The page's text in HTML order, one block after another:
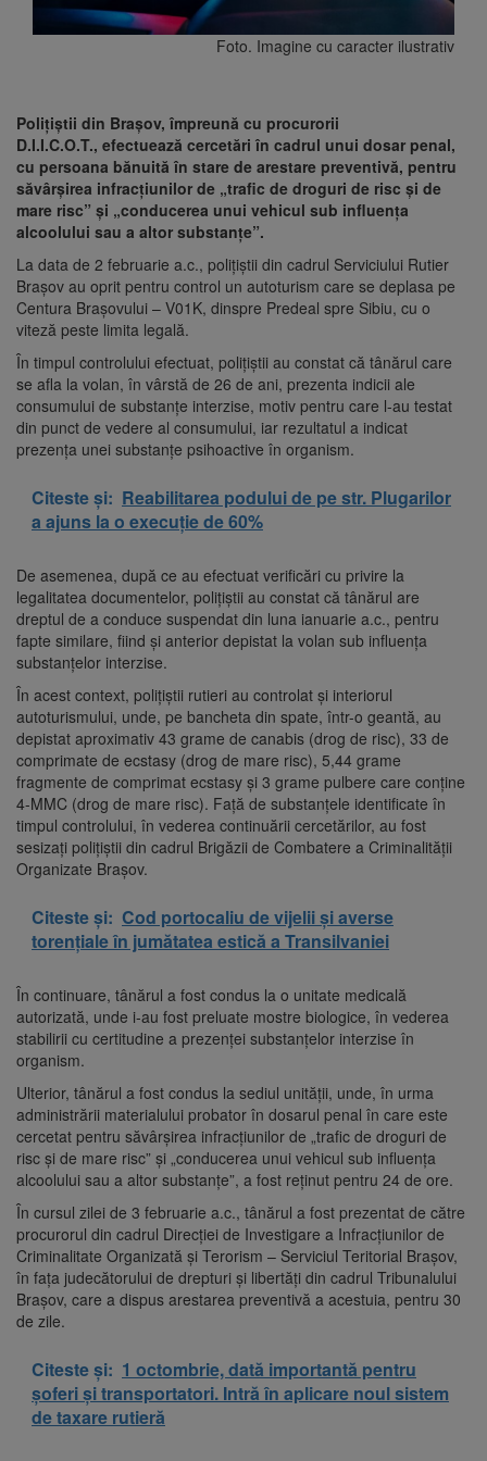
Foto. Imagine cu caracter ilustrativ
Polițiștii din Brașov, împreună cu procurorii
D.I.I.C.O.T., efectuează cercetări în cadrul unui dosar penal,
cu persoana bănuită în stare de arestare preventivă, pentru
săvârșirea infracțiunilor de „trafic de droguri de risc și de
mare risc” și „conducerea unui vehicul sub influența
alcoolului sau a altor substanțe”.
La data de 2 februarie a.c., polițiștii din cadrul Serviciului Rutier
Brașov au oprit pentru control un autoturism care se deplasa pe
Centura Brașovului – V01K, dinspre Predeal spre Sibiu, cu o
viteză peste limita legală.
În timpul controlului efectuat, polițiștii au constat că tânărul care
se afla la volan, în vârstă de 26 de ani, prezenta indicii ale
consumului de substanțe interzise, motiv pentru care l-au testat
din punct de vedere al consumului, iar rezultatul a indicat
prezența unei substanțe psihoactive în organism.
Citeste și: Reabilitarea podului de pe str. Plugarilor
a ajuns la o execuție de 60%
De asemenea, după ce au efectuat verificări cu privire la
legalitatea documentelor, polițiștii au constat că tânărul are
dreptul de a conduce suspendat din luna ianuarie a.c., pentru
fapte similare, fiind și anterior depistat la volan sub influența
substanțelor interzise.
În acest context, polițiștii rutieri au controlat și interiorul
autoturismului, unde, pe bancheta din spate, într-o geantă, au
depistat aproximativ 43 grame de canabis (drog de risc), 33 de
comprimate de ecstasy (drog de mare risc), 5,44 grame
fragmente de comprimat ecstasy și 3 grame pulbere care conține
4-MMC (drog de mare risc). Față de substanțele identificate în
timpul controlului, în vederea continuării cercetărilor, au fost
sesizați polițiștii din cadrul Brigăzii de Combatere a Criminalității
Organizate Brașov.
Citeste și: Cod portocaliu de vijelii și averse
torențiale în jumătatea estică a Transilvaniei
În continuare, tânărul a fost condus la o unitate medicală
autorizată, unde i-au fost preluate mostre biologice, în vederea
stabilirii cu certitudine a prezenței substanțelor interzise în
organism.
Ulterior, tânărul a fost condus la sediul unității, unde, în urma
administrării materialului probator în dosarul penal în care este
cercetat pentru săvârșirea infracțiunilor de „trafic de droguri de
risc și de mare risc” și „conducerea unui vehicul sub influența
alcoolului sau a altor substanțe”, a fost reținut pentru 24 de ore.
În cursul zilei de 3 februarie a.c., tânărul a fost prezentat de către
procurorul din cadrul Direcției de Investigare a Infracțiunilor de
Criminalitate Organizată și Terorism – Serviciul Teritorial Brașov,
în fața judecătorului de drepturi și libertăți din cadrul Tribunalului
Brașov, care a dispus arestarea preventivă a acestuia, pentru 30
de zile.
Citeste și: 1 octombrie, dată importantă pentru
șoferi și transportatori. Intră în aplicare noul sistem
de taxare rutieră